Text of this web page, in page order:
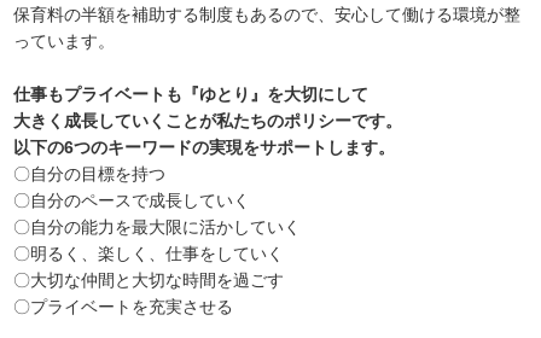
保育料の半額を補助する制度もあるので、安心して働ける環境が整
っています。
仕事もプライベートも『ゆとり』を大切にして
大きく成長していくことが私たちのポリシーです。
以下の6つのキーワードの実現をサポートします。
〇自分の目標を持つ
〇自分のペースで成長していく
〇自分の能力を最大限に活かしていく
〇明るく、楽しく、仕事をしていく
〇大切な仲間と大切な時間を過ごす
〇プライベートを充実させる